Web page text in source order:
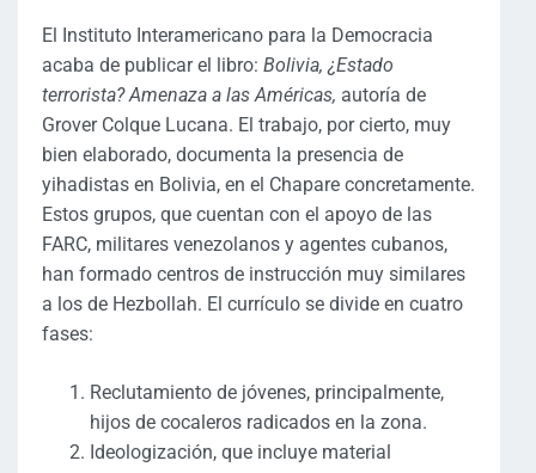
El Instituto Interamericano para la Democracia
acaba de publicar el libro: Bolivia, ¿Estado
terrorista? Amenaza a las Américas, autoría de
Grover Colque Lucana. El trabajo, por cierto, muy
bien elaborado, documenta la presencia de
yihadistas en Bolivia, en el Chapare concretamente.
Estos grupos, que cuentan con el apoyo de las
FARC, militares venezolanos y agentes cubanos,
han formado centros de instrucción muy similares
a los de Hezbollah. El currículo se divide en cuatro
fases:
Reclutamiento de jóvenes, principalmente,
hijos de cocaleros radicados en la zona.
Ideologización, que incluye material